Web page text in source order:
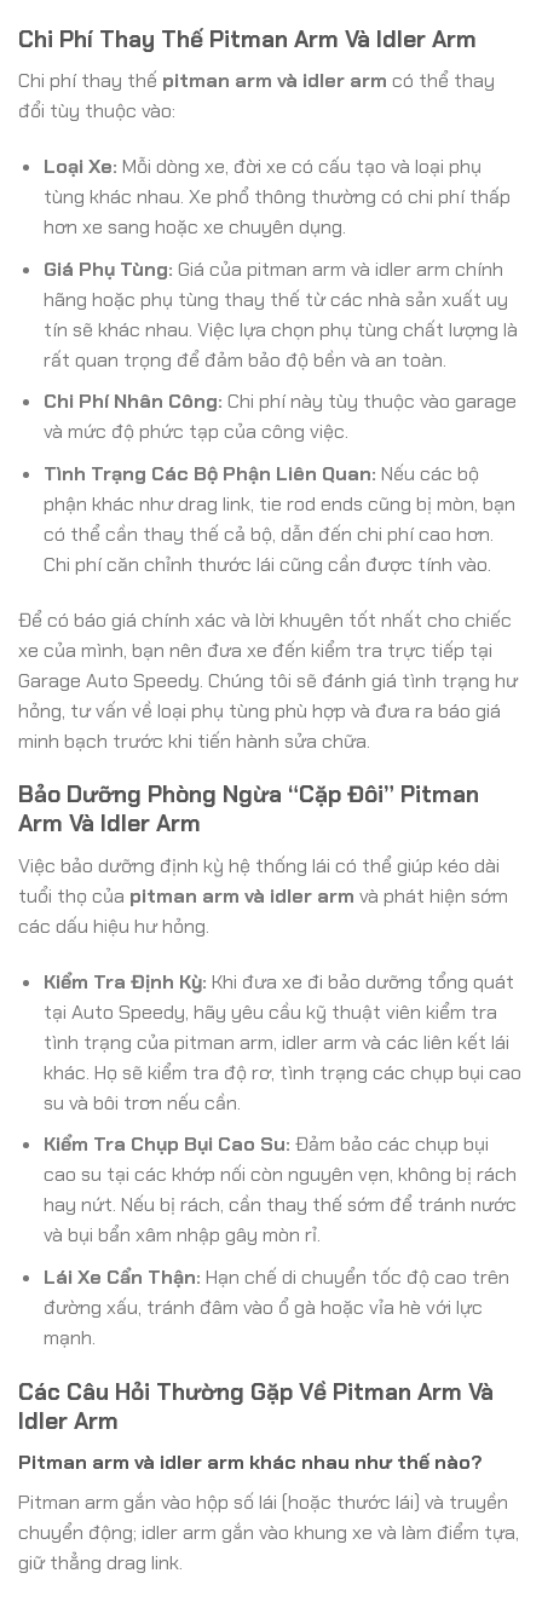
Chi Phí Thay Thế Pitman Arm Và Idler Arm
Chi phí thay thế pitman arm và idler arm có thể thay
đổi tùy thuộc vào:
Loại Xe: Mỗi dòng xe, đời xe có cấu tạo và loại phụ
tùng khác nhau. Xe phổ thông thường có chi phí thấp
hơn xe sang hoặc xe chuyên dụng.
Giá Phụ Tùng: Giá của pitman arm và idler arm chính
hãng hoặc phụ tùng thay thế từ các nhà sản xuất uy
tín sẽ khác nhau. Việc lựa chọn phụ tùng chất lượng là
rất quan trọng để đảm bảo độ bền và an toàn.
Chi Phí Nhân Công: Chi phí này tùy thuộc vào garage
và mức độ phức tạp của công việc.
Tình Trạng Các Bộ Phận Liên Quan: Nếu các bộ
phận khác như drag link, tie rod ends cũng bị mòn, bạn
có thể cần thay thế cả bộ, dẫn đến chi phí cao hơn.
Chi phí căn chỉnh thước lái cũng cần được tính vào.
Để có báo giá chính xác và lời khuyên tốt nhất cho chiếc
xe của mình, bạn nên đưa xe đến kiểm tra trực tiếp tại
Garage Auto Speedy. Chúng tôi sẽ đánh giá tình trạng hư
hỏng, tư vấn về loại phụ tùng phù hợp và đưa ra báo giá
minh bạch trước khi tiến hành sửa chữa.
Bảo Dưỡng Phòng Ngừa “Cặp Đôi” Pitman
Arm Và Idler Arm
Việc bảo dưỡng định kỳ hệ thống lái có thể giúp kéo dài
tuổi thọ của pitman arm và idler arm và phát hiện sớm
các dấu hiệu hư hỏng.
Kiểm Tra Định Kỳ: Khi đưa xe đi bảo dưỡng tổng quát
tại Auto Speedy, hãy yêu cầu kỹ thuật viên kiểm tra
tình trạng của pitman arm, idler arm và các liên kết lái
khác. Họ sẽ kiểm tra độ rơ, tình trạng các chụp bụi cao
su và bôi trơn nếu cần.
Kiểm Tra Chụp Bụi Cao Su: Đảm bảo các chụp bụi
cao su tại các khớp nối còn nguyên vẹn, không bị rách
hay nứt. Nếu bị rách, cần thay thế sớm để tránh nước
và bụi bẩn xâm nhập gây mòn rỉ.
Lái Xe Cẩn Thận: Hạn chế di chuyển tốc độ cao trên
đường xấu, tránh đâm vào ổ gà hoặc vỉa hè với lực
mạnh.
Các Câu Hỏi Thường Gặp Về Pitman Arm Và
Idler Arm
Pitman arm và idler arm khác nhau như thế nào?
Pitman arm gắn vào hộp số lái (hoặc thước lái) và truyền
chuyển động; idler arm gắn vào khung xe và làm điểm tựa,
giữ thẳng drag link.